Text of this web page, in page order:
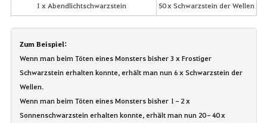
1 x Abendlichtschwarzstein 50 x Schwarzstein der Wellen
Zum Beispiel:
Wenn man beim Töten eines Monsters bisher 3 x Frostiger
Schwarzstein erhalten konnte, erhält man nun 6 x Schwarzstein der
Wellen.
Wenn man beim Töten eines Monsters bisher 1–2 x
Sonnenschwarzstein erhalten konnte, erhält man nun 20–40 x